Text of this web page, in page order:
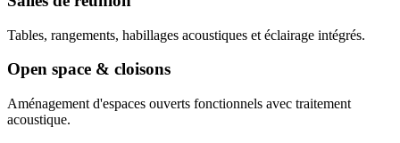
Tables, rangements, habillages acoustiques et éclairage intégrés.
Open space & cloisons
Aménagement d'espaces ouverts fonctionnels avec traitement
acoustique.